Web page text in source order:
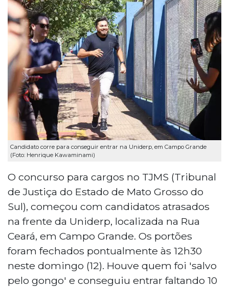
Candidato corre para conseguir entrar na Uniderp, em Campo Grande
(Foto: Henrique Kawaminami)
O concurso para cargos no TJMS (Tribunal
de Justiça do Estado de Mato Grosso do
Sul), começou com candidatos atrasados
na frente da Uniderp, localizada na Rua
Ceará, em Campo Grande. Os portões
foram fechados pontualmente às 12h30
neste domingo (12). Houve quem foi 'salvo
pelo gongo' e conseguiu entrar faltando 10